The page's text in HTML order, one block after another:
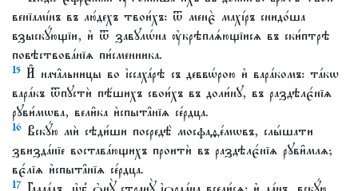
венїамі́нъ въ лю́дехъ твои́хъ: ѿ менє̀ махі́ръ снидо́ша
взыскꙋ́ющїи, и҆ ѿ завꙋлѡ́на ᲂу҆крѣплѧ́ющїисѧ въ ски́птрѣ
повѣствова́нїѧ пи́сменника.
15 И҆ нача̑льницы во і҆ссаха́рѣ съ деввѡ́рою и҆ вара́комъ: та́кѡ
вара́къ ѿпꙋстѝ пѣ́шихъ свои́хъ въ доли́нꙋ, въ раздѣлє́нїѧ
рꙋви́мѡва, вели̑ка и҆спыта̑нїѧ се́рдца.
16 Вскꙋ́ю мѝ сѣди́ши посредѣ̀ мосфаѳе́мѡвъ, слы́шати
звизда́нїе востава́ющихъ проитѝ въ раздѣлє́нїѧ рꙋви̑млѧ;
вє́лїѧ и҆спыта̑нїѧ се́рдца.
17